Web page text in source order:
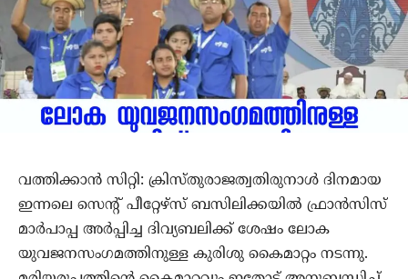
വത്തിക്കാന്‍ സിറ്റി: ക്രിസ്തുരാജത്വതിരുനാള്‍ ദിനമായ
ഇന്നലെ സെന്റ് പീറ്റേഴ്‌സ് ബസിലിക്കയില്‍ ഫ്രാന്‍സിസ്
മാര്‍പാപ്പ അര്‍പ്പിച്ച ദിവ്യബലിക്ക് ശേഷം ലോക
യുവജനസംഗമത്തിനുള്ള കുരിശു കൈമാറ്റം നടന്നു.